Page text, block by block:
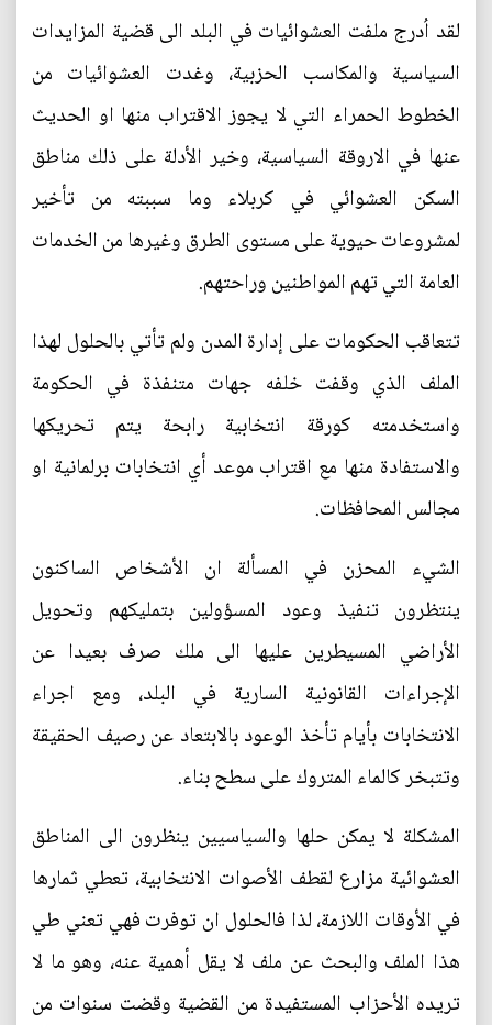
لقد اُدرج ملفت العشوائيات في البلد الى قضية المزايدات
السياسية والمكاسب الحزبية، وغدت العشوائيات من
الخطوط الحمراء التي لا يجوز الاقتراب منها او الحديث
عنها في الاروقة السياسية، وخير الأدلة على ذلك مناطق
السكن العشوائي في كربلاء وما سببته من تأخير
لمشروعات حيوية على مستوى الطرق وغيرها من الخدمات
العامة التي تهم المواطنين وراحتهم.
تتعاقب الحكومات على إدارة المدن ولم تأتي بالحلول لهذا
الملف الذي وقفت خلفه جهات متنفذة في الحكومة
واستخدمته كورقة انتخابية رابحة يتم تحريكها
والاستفادة منها مع اقتراب موعد أي انتخابات برلمانية او
مجالس المحافظات.
الشيء المحزن في المسألة ان الأشخاص الساكنون
ينتظرون تنفيذ وعود المسؤولين بتمليكهم وتحويل
الأراضي المسيطرين عليها الى ملك صرف بعيدا عن
الإجراءات القانونية السارية في البلد، ومع اجراء
الانتخابات بأيام تأخذ الوعود بالابتعاد عن رصيف الحقيقة
وتتبخر كالماء المتروك على سطح بناء.
المشكلة لا يمكن حلها والسياسيين ينظرون الى المناطق
العشوائية مزارع لقطف الأصوات الانتخابية، تعطي ثمارها
في الأوقات اللازمة، لذا فالحلول ان توفرت فهي تعني طي
هذا الملف والبحث عن ملف لا يقل أهمية عنه، وهو ما لا
تريده الأحزاب المستفيدة من القضية وقضت سنوات من